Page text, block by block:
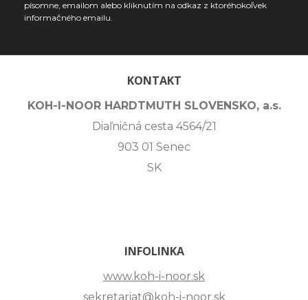
písomne, emailom alebo kliknutím na odkaz z ktoréhokoľvek
informačného emailu.
KONTAKT
KOH-I-NOOR HARDTMUTH SLOVENSKO, a.s.
Diaľničná cesta 4564/21
903 01 Senec
SK
INFOLINKA
www.koh-i-noor.sk
sekretariat@koh-i-noor.sk